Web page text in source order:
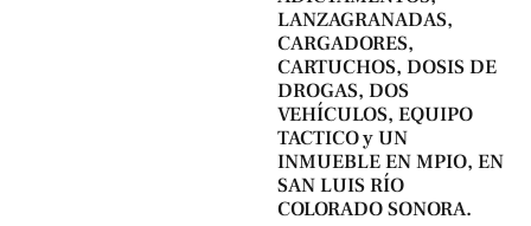
LANZAGRANADAS,
CARGADORES,
CARTUCHOS, DOSIS DE
DROGAS, DOS
VEHÍCULOS, EQUIPO
TACTICO y UN
INMUEBLE EN MPIO, EN
SAN LUIS RÍO
COLORADO SONORA.